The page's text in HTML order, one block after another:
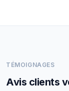
TÉMOIGNAGES
Avis clients